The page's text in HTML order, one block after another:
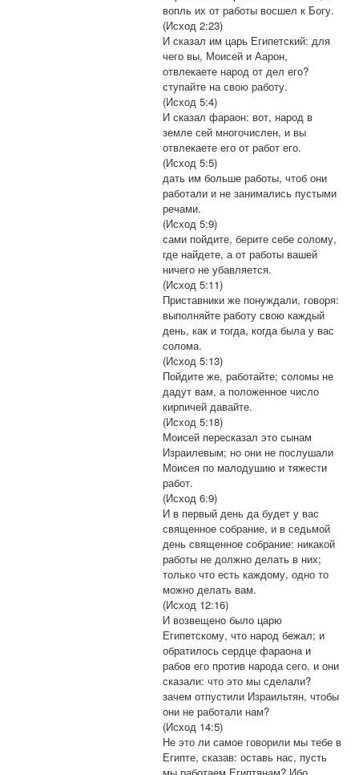
вопль их от работы восшел к Богу.
(Исход 2:23)
И сказал им царь Египетский: для
чего вы, Моисей и Аарон,
отвлекаете народ от дел его?
ступайте на свою работу.
(Исход 5:4)
И сказал фараон: вот, народ в
земле сей многочислен, и вы
отвлекаете его от работ его.
(Исход 5:5)
дать им больше работы, чтоб они
работали и не занимались пустыми
речами.
(Исход 5:9)
сами пойдите, берите себе солому,
где найдете, а от работы вашей
ничего не убавляется.
(Исход 5:11)
Приставники же понуждали, говоря:
выполняйте работу свою каждый
день, как и тогда, когда была у вас
солома.
(Исход 5:13)
Пойдите же, работайте; соломы не
дадут вам, а положенное число
кирпичей давайте.
(Исход 5:18)
Моисей пересказал это сынам
Израилевым; но они не послушали
Моисея по малодушию и тяжести
работ.
(Исход 6:9)
И в первый день да будет у вас
священное собрание, и в седьмой
день священное собрание: никакой
работы не должно делать в них;
только что есть каждому, одно то
можно делать вам.
(Исход 12:16)
И возвещено было царю
Египетскому, что народ бежал; и
обратилось сердце фараона и
рабов его против народа сего, и они
сказали: что это мы сделали?
зачем отпустили Израильтян, чтобы
они не работали нам?
(Исход 14:5)
Не это ли самое говорили мы тебе в
Египте, сказав: оставь нас, пусть